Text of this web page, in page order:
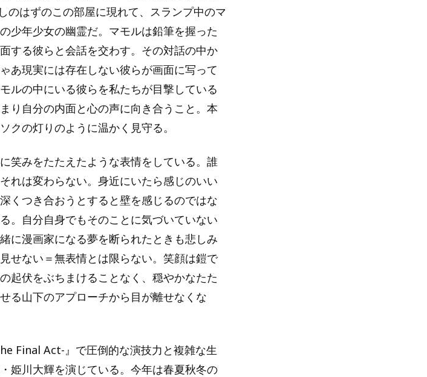
のはずのこの部屋に現れて、スランプ中のマ
少年少女の幽霊だ。マモルは鉛筆を握った
する彼らと会話を交わす。その対話の中か
あ現実には存在しない彼らが画面に写って
ルの中にいる彼らを私たちが目撃している
り自分の内面と心の声に向き合うこと。本
クの灯りのように温かく見守る。
笑みをたたえたような表情をしている。誰
れは変わらない。身近にいたら感じのいい
くつき合おうとすると壁を感じるのではな
。自分自身でもそのことに気づいていない
に漫画家になる夢を断られたときも悲しみ
せない＝無表情とは限らない。笑顔は鎧で
起伏をぶちまけることなく、穏やかなたた
る山下のアプローチから目が離せなくな
Final Act-』で圧倒的な演技力と複雑な生
姫川大輝を演じている。今年は春夏秋冬の